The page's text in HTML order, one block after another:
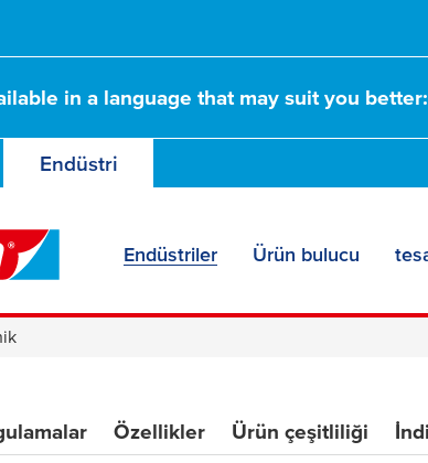
in a language that may suit you better:
Endüstri
Endüstriler Ürün bulucu
Özellikler Ürün çeşitliliği